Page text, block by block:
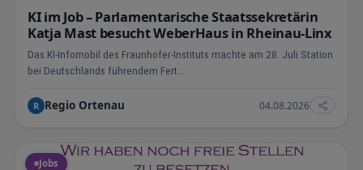
KI im Job – Parlamentarische Staatssekretärin
Katja Mast besucht WeberHaus in Rheinau-Linx
Das KI-Infomobil des Fraunhofer-Instituts machte am 28. Juli Station
bei Deutschlands führendem Fert…
R Regio Ortenau 04.08.2026
Jobs